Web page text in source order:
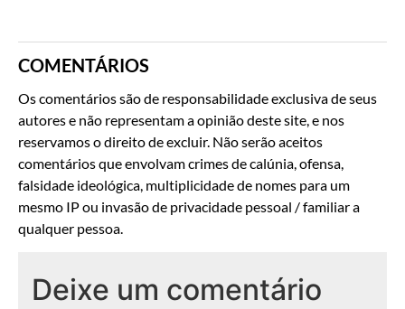
COMENTÁRIOS
Os comentários são de responsabilidade exclusiva de seus
autores e não representam a opinião deste site, e nos
reservamos o direito de excluir. Não serão aceitos
comentários que envolvam crimes de calúnia, ofensa,
falsidade ideológica, multiplicidade de nomes para um
mesmo IP ou invasão de privacidade pessoal / familiar a
qualquer pessoa.
Deixe um comentário